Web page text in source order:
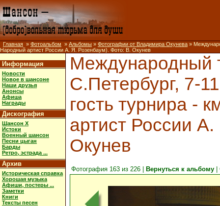
Главная » Фотоальбом » Альбомы » Фотографии от Владимира Окунева »
Народный артист России А. Я. Розенбаум). Фото: В. Окунев
Информация
Новости
Новое в шансоне
Наши друзья
Анонсы
Афиша
Награды
Дискография
Шансон X
Истоки
Военный шансон
Песни цыган
Барды
Ретро, эстрада ...
Архив
Историческая справка
Хорошая музыка
Афиши, постеры ...
Заметки
Книги
Тексты песен
Международный
С.Петербург, 7-
гость турнира -
артист России
Окунев
Фотография 163 из 226 | Вернуться к альбому